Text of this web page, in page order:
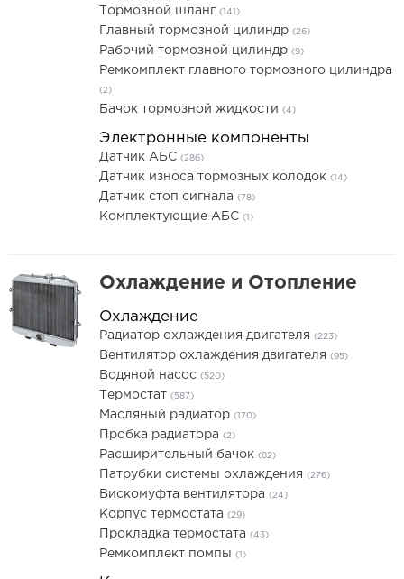
Тормозной шланг (141)
Главный тормозной цилиндр (26)
Рабочий тормозной цилиндр (9)
Ремкомплект главного тормозного цилиндра
(2)
Бачок тормозной жидкости (4)
Электронные компоненты
Датчик АБС (286)
Датчик износа тормозных колодок (14)
Датчик стоп сигнала (78)
Комплектующие АБС (1)
Охлаждение и Отопление
Охлаждение
Радиатор охлаждения двигателя (223)
Вентилятор охлаждения двигателя (95)
Водяной насос (520)
Термостат (587)
Масляный радиатор (170)
Пробка радиатора (2)
Расширительный бачок (82)
Патрубки системы охлаждения (276)
Вискомуфта вентилятора (24)
Корпус термостата (29)
Прокладка термостата (43)
Ремкомплект помпы (1)